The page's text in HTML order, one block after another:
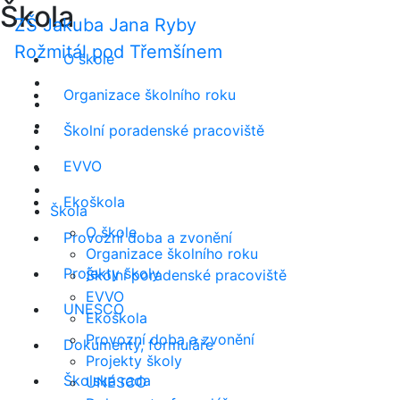
ZŠ Jakuba Jana Ryby
Rožmitál pod Třemšínem
Škola
O škole
Organizace školního roku
Školní poradenské pracoviště
EVVO
Ekoškola
Provozní doba a zvonění
Projekty školy
UNESCO
Škola
O škole
Organizace školního roku
Školní poradenské pracoviště
EVVO
Ekoškola
Provozní doba a zvonění
Projekty školy
UNESCO
Dokumenty, formuláře
Školská rada